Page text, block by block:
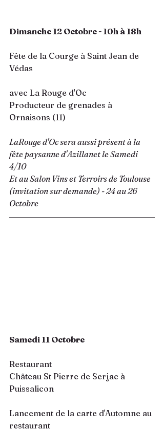
Dimanche 12 Octobre - 10h à 18h
Fête de la Courge à Saint Jean de
Védas
avec La Rouge d'Oc
Producteur de grenades à
Ornaisons (11)
LaRouge d'Oc sera aussi présent à la
fête paysanne d'Azillanet le Samedi
4/10
Et au Salon Vins et Terroirs de Toulouse
(invitation sur demande) - 24 au 26
Octobre
Samedi 11 Octobre
Restaurant
Château St Pierre de Serjac à
Puissalicon
Lancement de la carte d'Automne au
restaurant